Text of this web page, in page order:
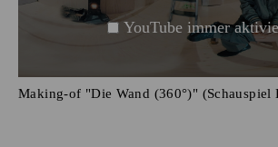
YouTube immer
Making-of "Die Wand (360°)" (Schauspiel